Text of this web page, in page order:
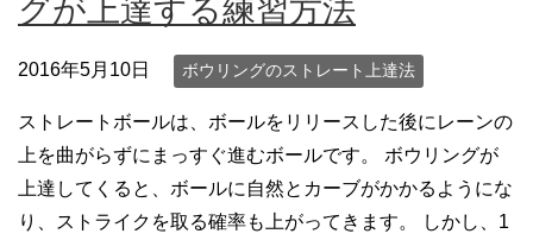
グが上達する練習方法
2016年5月10日 ボウリングのストレート上達法
ストレートボールは、ボールをリリースした後にレーンの
上を曲がらずにまっすぐ進むボールです。 ボウリングが
上達してくると、ボールに自然とカーブがかかるようにな
り、ストライクを取る確率も上がってきます。 しかし、1